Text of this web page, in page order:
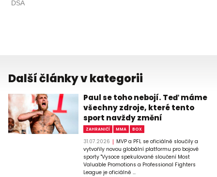
Další články v kategorii
Paul se toho nebojí. Teď máme
všechny zdroje, které tento
sport navždy změní
ZAHRANIČÍ MMA BOX
31.07.2026
MVP a PFL se oficiálně sloučily a
vytvořily novou globální platformu pro bojové
sporty "Vysoce spekulované sloučení Most
Valuable Promotions a Professional Fighters
League je oficiálně ...